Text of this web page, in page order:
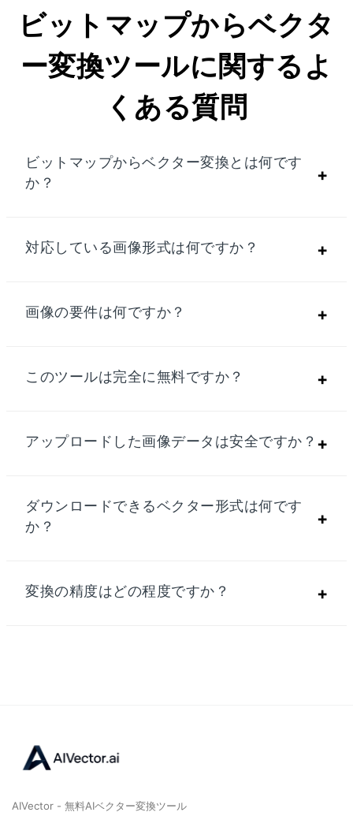
ビットマップからベクタ
ー変換ツールに関するよ
くある質問
ビットマップからベクター変換とは何です
か？
+
対応している画像形式は何ですか？ +
画像の要件は何ですか？ +
このツールは完全に無料ですか？ +
アップロードした画像データは安全ですか？ +
ダウンロードできるベクター形式は何です
か？
+
変換の精度はどの程度ですか？ +
AIVector - 無料AIベクター変換ツール